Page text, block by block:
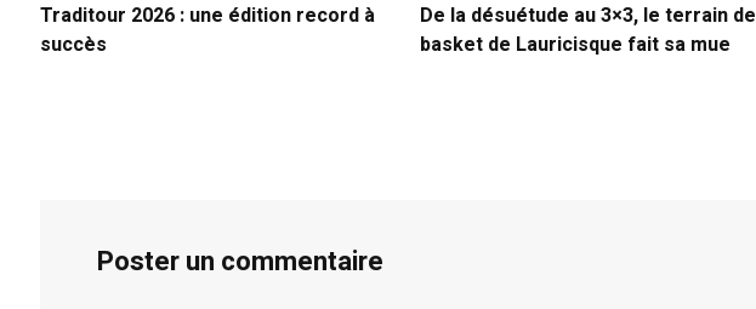
Traditour 2026 : une édition record à
succès
De la désuétude au 3×3, le terrain de
basket de Lauricisque fait sa mue
Poster un commentaire